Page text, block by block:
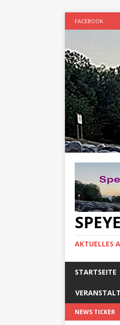
FACEBOOK
AKTUELLES
STARTSEITE
NEWS TICKER